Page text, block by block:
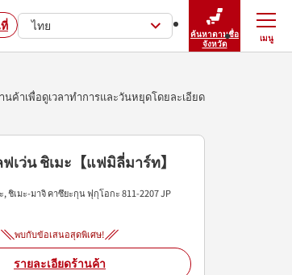
ไทย
ค้นหาตามชื่อ
จังหวัด
เมนู
ปิดเมนู
ค้าเพื่อดูเวลาทำการและวันหยุดโดยละเอียด
เว่น ชิเมะ【แฟมิลี่มาร์ท】
ชิเมะ-มาจิคาซึยะกุนฟุกุโอกะ811-2207JP
พบกับข้อเสนอสุดพิเศษ!
รายละเอียดร้านค้า